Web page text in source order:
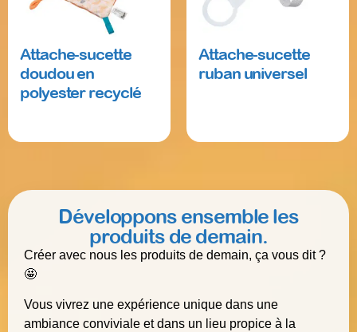
Attache-sucette
doudou en
polyester recyclé
Attache-sucette
ruban universel
Développons ensemble les
produits de demain.
Créer avec nous les produits de demain, ça vous dit ?
🤩
Vous vivrez une expérience unique dans une
ambiance conviviale et dans un lieu propice à la